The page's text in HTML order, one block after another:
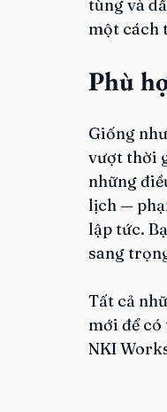
tùng và
một cách
Phù
Giống
vượt thời
những
lịch —
lập tức.
sang
Tất cả
mới để có
NKI